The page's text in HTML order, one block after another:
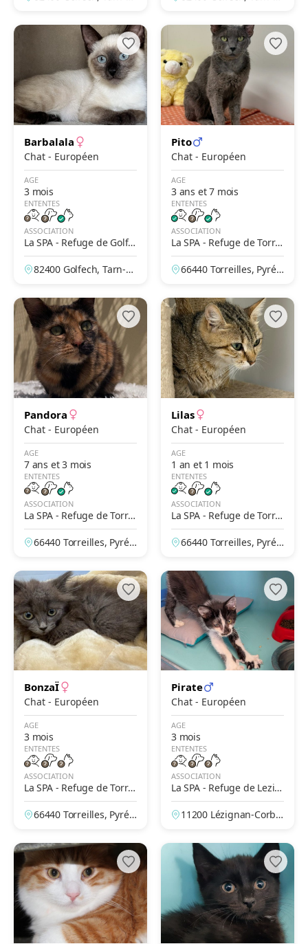
Barbalala
Chat - Européen
AGE
3 mois
ENTENTES
ASSOCIATION
La SPA - Refuge de Golfe
ch – Des Deux Rives
82400 Golfech, Tarn-et
Pito
Chat - Européen
AGE
3 ans et 7 mois
ENTENTES
ASSOCIATION
La SPA - Refuge de Torrei
lles – Le Jardin de La Pad
rine66440 Torreilles, Pyrén
Pandora
Chat - Européen
AGE
7 ans et 3 mois
ENTENTES
ASSOCIATION
La SPA - Refuge de Torrei
lles – Le Jardin de La Pad
rine66440 Torreilles, Pyrén
Lilas
Chat - Européen
AGE
1 an et 1 mois
ENTENTES
ASSOCIATION
La SPA - Refuge de Torrei
lles – Le Jardin de La Pad
rine66440 Torreilles, Pyrén
BonzaÏ
Chat - Européen
AGE
3 mois
ENTENTES
ASSOCIATION
La SPA - Refuge de Torrei
lles – Le Jardin de La Pad
rine66440 Torreilles, Pyrén
Pirate
Chat - Européen
AGE
3 mois
ENTENTES
ASSOCIATION
La SPA - Refuge de Lezig
nan Corbières
11200 Lézignan-Corbiè